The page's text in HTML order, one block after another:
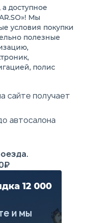
русском языке
Цветной
сенсорный
дюйма
12 000
и мы
доступное
Мы
условия покупки
полезные
полис
сайте получает
автосалона